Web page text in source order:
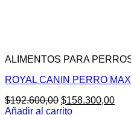
ALIMENTOS PARA
ROYAL CANIN PERRO
$192.600,00 El
precio
$158.300,00El
Añadir al carrito